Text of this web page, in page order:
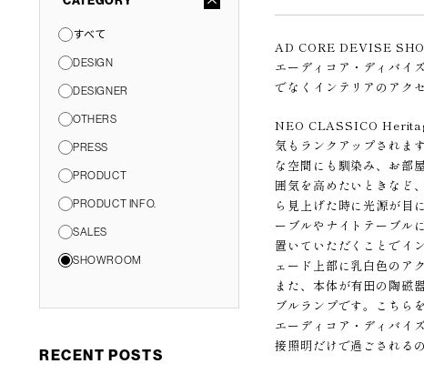
すべて
DESIGN
DESIGNER
OTHERS
PRESS
PRODUCT
PRODUCT INFO.
SALES
SHOWROOM
RECENT POSTS
AD CORE DEVISE
エーディコア・ディバイ
でなくインテリアのアク
NEO CLASSICO
気もランクアップされま
な空間にも馴染み、お部
囲気を高めたいときなど
ら見上げた時に光源が目
ーブルやナイトテーブル
置いていただくことでイ
ェード上部に乳白色のア
また、本体が有田の陶磁
ブルランプです。こちら
エーディコア・ディバイ
接照明だけで過ごされる